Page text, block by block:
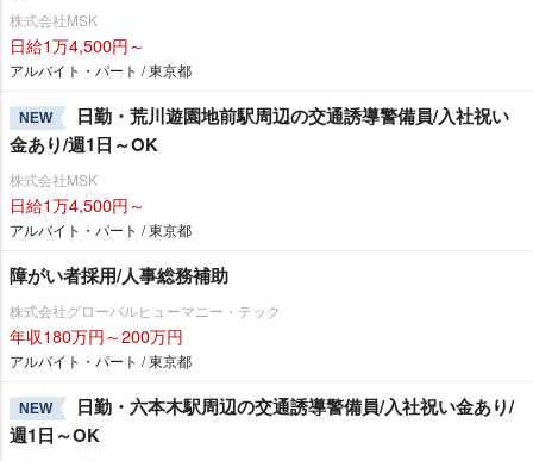
株式会社MSK
日給1万4,500円～
アルバイト・パート / 東京都
NEW
日勤・荒川遊園地前駅周辺の交通誘導警備員/入社祝い
金あり/週1日～OK
株式会社MSK
日給1万4,500円～
アルバイト・パート / 東京都
障がい者採用/人事総務補助
株式会社グローバルヒューマニー・テック
年収180万円～200万円
アルバイト・パート / 東京都
NEW
日勤・六本木駅周辺の交通誘導警備員/入社祝い金あり/
週1日～OK